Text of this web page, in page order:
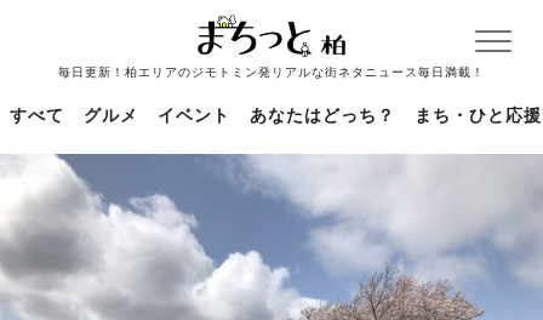
毎日更新！柏エリアのジモトミン発リアルな街ネタニュース毎日満載！
すべて グルメ イベント あなたはどっち？ まち・ひと応援